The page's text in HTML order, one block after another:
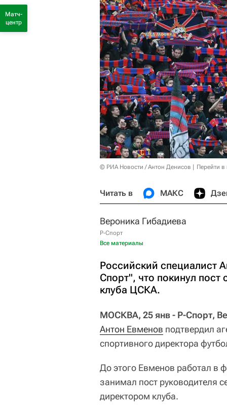
© РИА Новости / Антон Денисов Перейти
Читать в МАКС
Вероника Гибадиева
Р-Спорт
Все материалы
Российский специалист
Спорт", что покинул пост
клуба ЦСКА.
МОСКВА, 25 янв - Р-Спорт,
Антон Евменов подтвердил
спортивного директора
До этого Евменов работал в
занимал пост руководителя
директором клуба.
Матч-
центр